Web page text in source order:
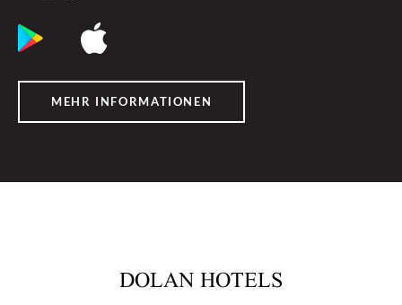
MEHR INFORMATIONEN
DOLAN HOTELS